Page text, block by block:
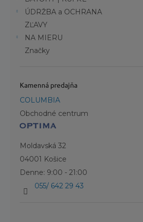
ÚDRŽBA a OCHRANA
ZĽAVY
NA MIERU
Značky
Kamenná predajňa
COLUMBIA
Obchodné centrum
Moldavská 32
04001 Košice
Denne: 9:00 - 21:00
055/ 642 29 43